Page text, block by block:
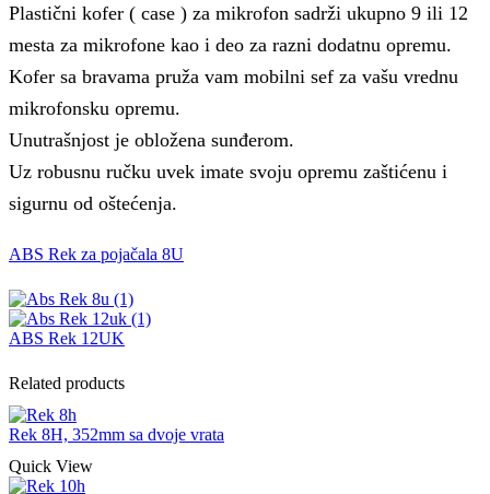
Plastični kofer ( case ) za mikrofon sadrži ukupno 9 ili 12
mesta za mikrofone kao i deo za razni dodatnu opremu.
Kofer sa bravama pruža vam mobilni sef za vašu vrednu
mikrofonsku opremu.
Unutrašnjost je obložena sunđerom.
Uz robusnu ručku uvek imate svoju opremu zaštićenu i
sigurnu od oštećenja.
ABS Rek za pojačala 8U
ABS Rek 12UK
Related products
Rek 8H, 352mm sa dvoje vrata
Quick View